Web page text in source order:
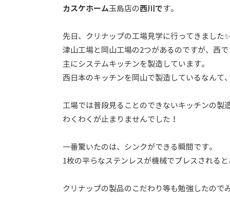
カスケホーム玉島店の西川です。
先日、クリナップの工場見学に行ってきました✨
津山工場と岡山工場の2つがあるのですが、西
主にシステムキッチンを製造しています。
西日本のキッチンを岡山で製造しているなんて
工場では普段見ることのできないキッチンの製
わくわくが止まりませんでした！
一番驚いたのは、シンクができる瞬間です。
1枚の平らなステンレスが機械でプレスされる
クリナップの製品のこだわり等も勉強したの